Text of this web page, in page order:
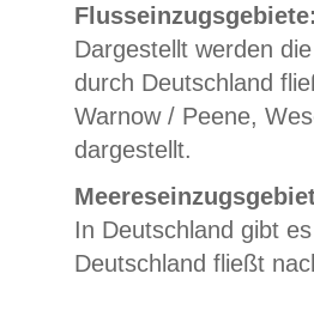
Dargestellt werden
durch Deutschland
Warnow / Peene,
dargestellt.
In Deutschland gibt
Deutschland fließt